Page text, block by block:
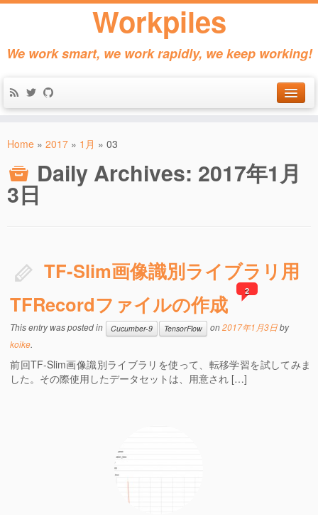
Workpiles
We work smart, we work rapidly, we keep working!
About
Home » 2017 » 1月 » 03
Daily Archives: 2017年1月
3日
TF-Slim画像識別ライブラリ用
TFRecordファイルの作成
2
This entry was posted in Cucumber-9 TensorFlow on2017年1月3日by
koike.
前回TF-Slim画像識別ライブラリを使って、転移学習を試してみま
した。その際使用したデータセットは、用意され […]